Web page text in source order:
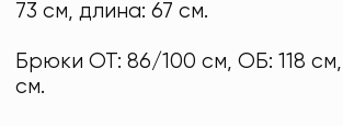
73 см, длина: 67 см.
Брюки ОТ: 86/100 см, ОБ: 118
см.